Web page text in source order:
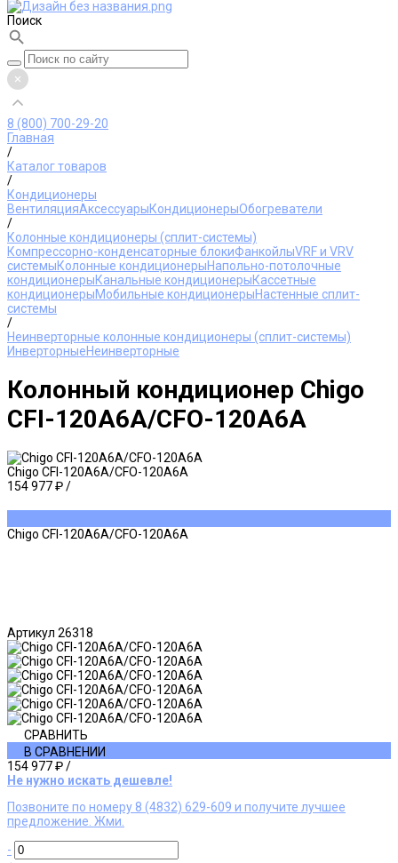
Поиск
8 (800) 700-29-20
Главная
/
Каталог товаров
/
Кондиционеры
ВентиляцияАксессуарыКондиционерыОбогреватели
/
Колонные кондиционеры (сплит-системы)
Компрессорно-конденсаторные блокиФанкойлыVRF и VRV
системыКолонные кондиционерыНапольно-потолочные
кондиционерыКанальные кондиционерыКассетные
кондиционерыМобильные кондиционерыНастенные сплит-
системы
/
Неинверторные колонные кондиционеры (сплит-системы)
ИнверторныеНеинверторные
Колонный кондиционер Chigo
CFI-120A6A/CFO-120A6A
Chigo CFI-120A6A/CFO-120A6A
154 977 ₽/
Chigo CFI-120A6A/CFO-120A6A
Артикул 26318
СРАВНИТЬ
В СРАВНЕНИИ
154 977 ₽/
Не нужно искать дешевле!
Позвоните по номеру 8 (4832) 629-609 и получите лучшее
предложение. Жми.
-